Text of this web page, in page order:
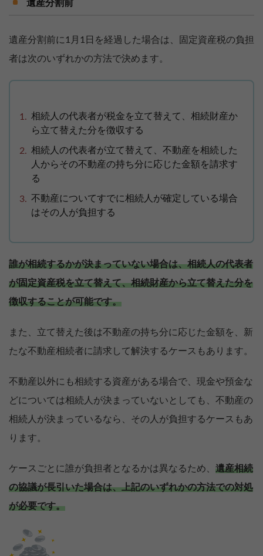
遺産分割前
遺産分割前に1月1日を経過した場合は、固定資産税の負担
者は次のいずれかの方法で決めます。
相続人の代表者が税金を立て替えて、相続財産か
ら立て替えた分を徴収する
相続人の代表者が立て替えて、不動産を相続した
人からその不動産の持ち分に応じた金額を請求す
る
不動産についてすでに相続人が確定している場合
はその人が負担する
誰が相続するかが決まっていない場合は、相続人の代表者
が固定資産税を立て替えて、相続財産から立て替えた分を
徴収することが可能です。
また、立て替えた後は不動産の持ち分に応じた金額を、新
たな不動産相続者に請求して解決するケースもあります。
不動産以外にも相続する資産がある場合で、現金や預金な
どについては相続人が決まっていないとしても、不動産の
相続人が決まっているなら、その人が負担するケースもあ
ります。
ケースごとに誰が負担者となるかは異なるため、 遺産相続
の協議が長引いた場合は、上記のいずれかの方法での対処
が必要です。